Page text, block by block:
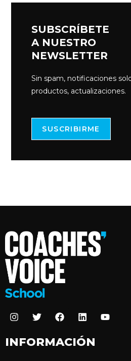
SUBSCRÍBETE
A NUESTRO
NEWSLETTER
Sin spam, notificaciones
productos, actualizaciones.
SUSCRIBIRME
INFORMACIÓN